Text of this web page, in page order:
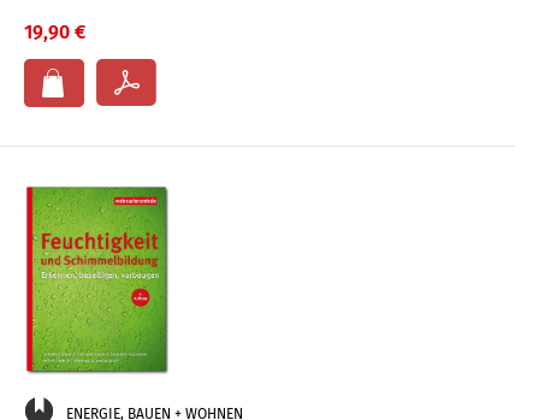
19,90 €
ENERGIE, BAUEN + WOHNEN